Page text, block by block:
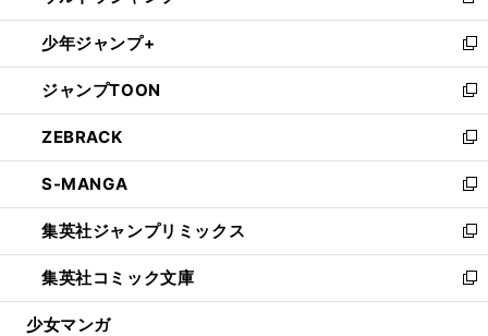
開
く
ウ
で
開
く
ン
ド
ウ
で
開
く
ウ
ィ
ン
ド
ウ
で
開
く
し
い
ウ
ィ
ン
ド
ウ
で
開
く
少年ジャンプ+
新
し
い
ウ
ィ
ン
ド
ウ
で
開
く
ジャンプTOON
新
し
い
ウ
ィ
ン
ド
ウ
で
開
ZEBRACK
新
し
い
ウ
ィ
ン
ド
ウ
S-MANGA
新
し
い
ウ
ィ
ン
集英社ジャンプリミックス
新
し
い
ウ
集英社コミック文庫
新
し
少女マンガ